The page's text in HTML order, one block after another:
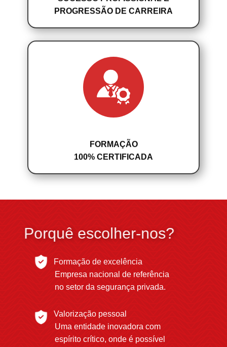
PROGRESSÃO DE CARREIRA
FORMAÇÃO
100% CERTIFICADA
Porquê escolher-nos?
Formação de excelência
Empresa nacional de referência
no setor da segurança privada.
Valorização pessoal
Uma entidade inovadora com
espírito crítico, onde é possível